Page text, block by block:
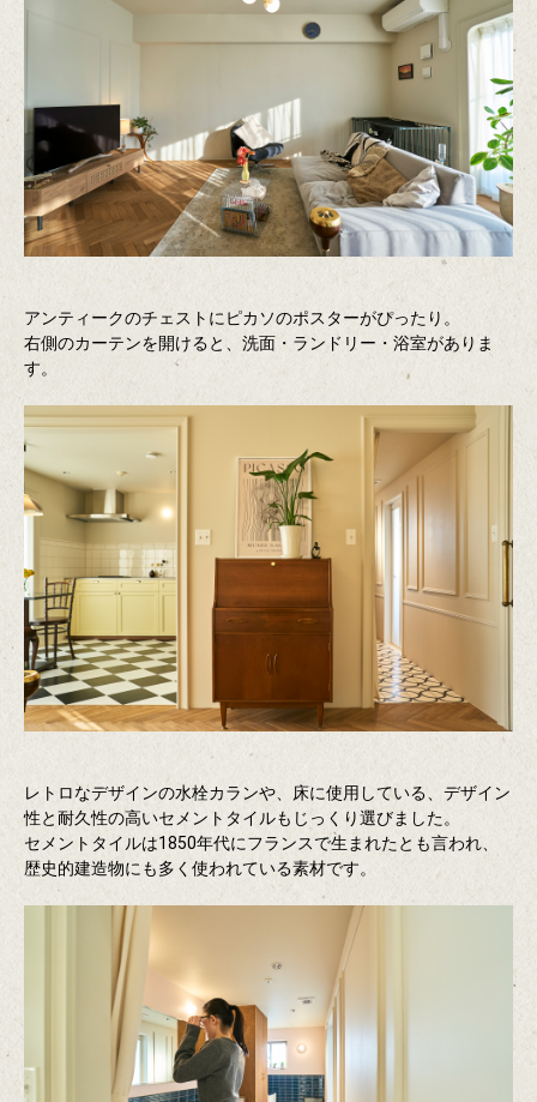
アンティークのチェストにピカソのポスターがぴったり。
右側のカーテンを開けると、洗面・ランドリー・浴室がありま
す。
レトロなデザインの水栓カランや、床に使用している、デザイン
性と耐久性の高いセメントタイルもじっくり選びました。
セメントタイルは1850年代にフランスで生まれたとも言われ、
歴史的建造物にも多く使われている素材です。